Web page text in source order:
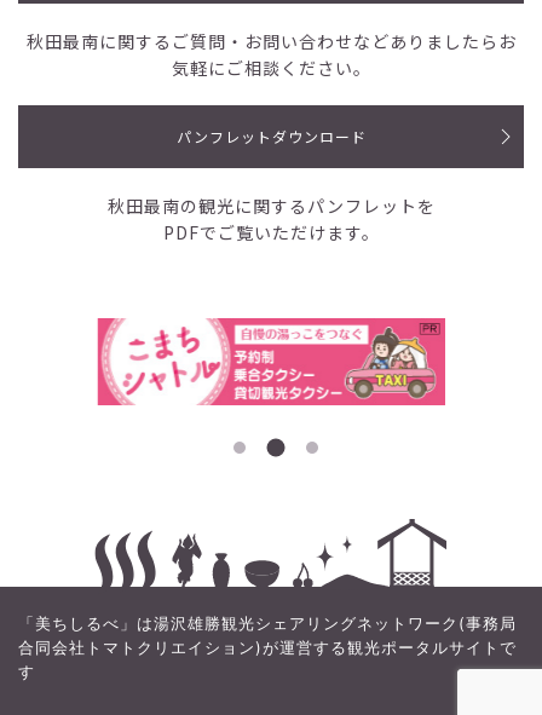
秋田最南に関するご質問・お問い合わせなどありましたらお
気軽にご相談ください。
パンフレットダウンロード
秋田最南の観光に関するパンフレットを
PDFでご覧いただけます。
「美ちしるべ」は湯沢雄勝観光シェアリングネットワーク(事務局
合同会社トマトクリエイション)が運営する観光ポータルサイトで
す